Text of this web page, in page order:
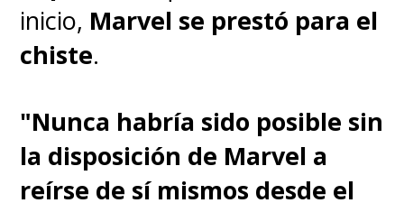
de extraterrestres siempre
están atrapadas... Atrapadas
en una prisión, atrapadas en
una nave espacial. Pensé que
sería interesante abrirlo un
inicio, Marvel se prestó para el
chiste.
"Nunca habría sido posible sin
la disposición de Marvel a
reírse de sí mismos desde el